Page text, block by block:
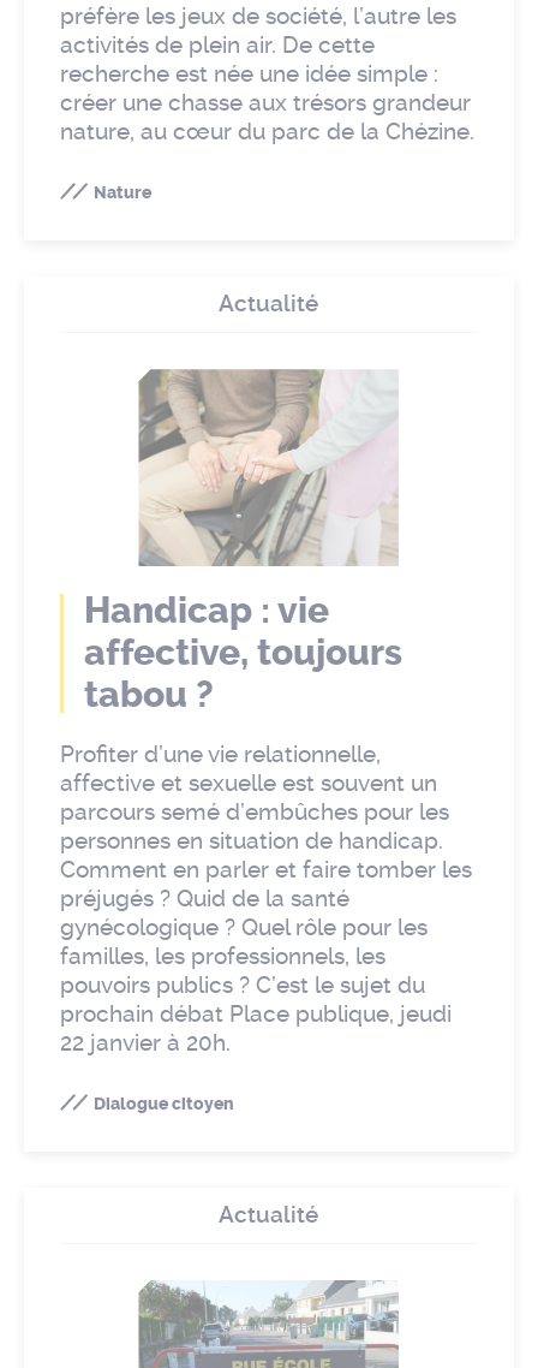
préfère les jeux de société, l’autre les
activités de plein air. De cette
recherche est née une idée simple :
créer une chasse aux trésors grandeur
nature, au cœur du parc de la Chézine.
Nature
Handicap : vie
affective, toujours
tabou ?
Profiter d’une vie relationnelle,
affective et sexuelle est souvent un
parcours semé d’embûches pour les
personnes en situation de handicap.
Comment en parler et faire tomber les
préjugés ? Quid de la santé
gynécologique ? Quel rôle pour les
familles, les professionnels, les
pouvoirs publics ? C’est le sujet du
prochain débat Place publique, jeudi
22 janvier à 20h.
Dialogue citoyen
Actualité
Actualité